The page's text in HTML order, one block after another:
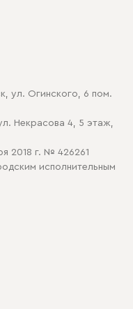
ул. Огинского, 6 пом.
Некрасова 4, 5 этаж,
2018 г. № 426261
исполнительным